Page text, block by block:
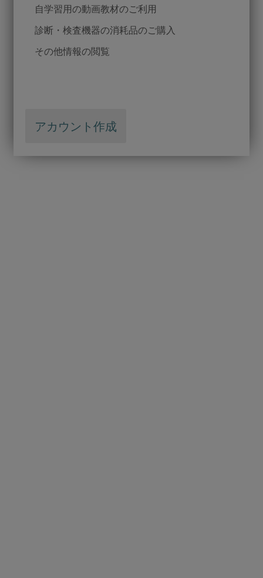
check
自学習用の動画教材のご利用
check
診断・検査機器の消耗品のご購入
check
その他情報の閲覧
アカウント作成